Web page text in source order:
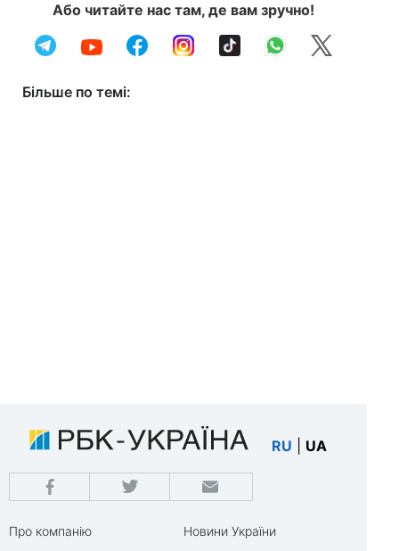
Або читайте нас там, де вам зручно!
Більше по темі:
RU UA
Про компанію
Новини України